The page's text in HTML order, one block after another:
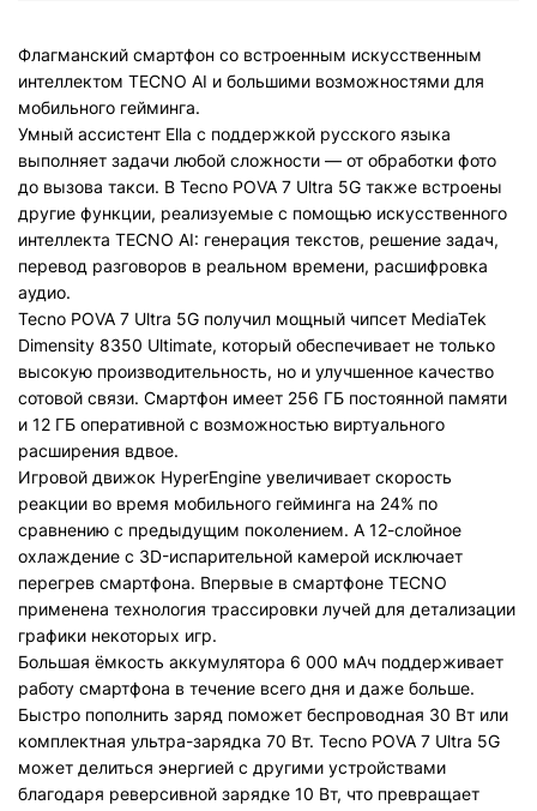
Флагманский смартфон со встроенным искусственным
интеллектом TECNO AI и большими возможностями для
мобильного гейминга.
Умный ассистент Ella с поддержкой русского языка
выполняет задачи любой сложности — от обработки фото
до вызова такси. В Tecno POVA 7 Ultra 5G также встроены
другие функции, реализуемые с помощью искусственного
интеллекта TECNO AI: генерация текстов, решение задач,
перевод разговоров в реальном времени, расшифровка
аудио.
Tecno POVA 7 Ultra 5G получил мощный чипсет MediaTek
Dimensity 8350 Ultimate, который обеспечивает не только
высокую производительность, но и улучшенное качество
сотовой связи. Смартфон имеет 256 ГБ постоянной памяти
и 12 ГБ оперативной с возможностью виртуального
расширения вдвое.
Игровой движок HyperEngine увеличивает скорость
реакции во время мобильного гейминга на 24% по
сравнению с предыдущим поколением. А 12-слойное
охлаждение с 3D-испарительной камерой исключает
перегрев смартфона. Впервые в смартфоне TECNO
применена технология трассировки лучей для детализации
графики некоторых игр.
Большая ёмкость аккумулятора 6 000 мАч поддерживает
работу смартфона в течение всего дня и даже больше.
Быстро пополнить заряд поможет беспроводная 30 Вт или
комплектная ультра-зарядка 70 Вт. Tecno POVA 7 Ultra 5G
может делиться энергией с другими устройствами
благодаря реверсивной зарядке 10 Вт, что превращает